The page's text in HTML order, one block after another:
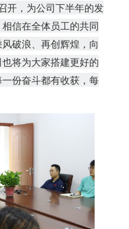
开，为公司下半年的发
信在全体员工的共同
破浪、再创辉煌，向
将为大家搭建更好的
份奋斗都有收获，每